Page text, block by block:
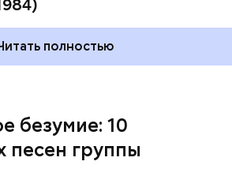
полностью
безумие: 10
песен группы
предшествовал сингл
получился диск
in Sunny June" попала в
фильма "Дьявол носит
на сегодняшний день
группы, "Rock Dust Light Star"